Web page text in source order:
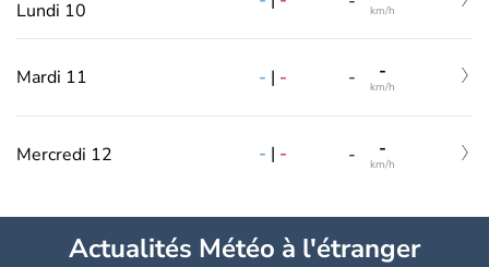
Lundi 10
km/h
Mardi 11 - | - - -
km/h
Mercredi 12 - | - - -
km/h
Actualités Météo à l'étranger